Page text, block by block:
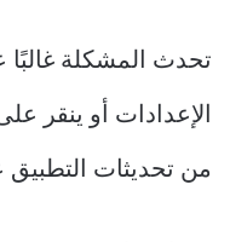
تحدث المشكلة غالبًا
الإعدادات أو ينقر
من تحديثات التطبيق